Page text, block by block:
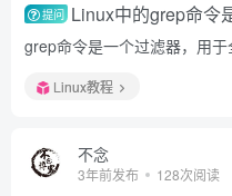
提问 Linux中的grep命令
grep命令是一个过滤器，用于
Linux教程
不念
3年前发布 128次阅读